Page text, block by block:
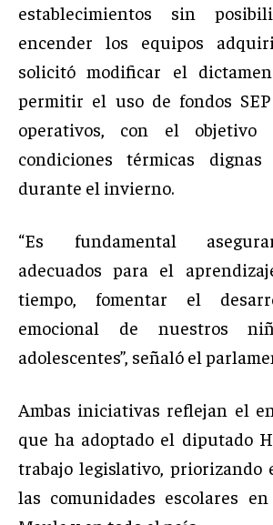
establecimientos sin
encender los equipos
solicitó modificar el
permitir el uso de fondos
operativos, con el objetivo
condiciones térmicas
durante el invierno.
“Es fundamental
adecuados para el
tiempo, fomentar el
emocional de nuestros
adolescentes”, señaló el
Ambas iniciativas reflejan el
que ha adoptado el diputado
trabajo legislativo, priorizando
las comunidades escolares